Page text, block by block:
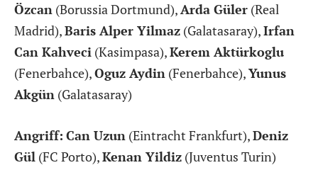
Özcan (Borussia Dortmund),Arda Güler (Real
Madrid),Baris Alper Yilmaz (Galatasaray),Irfan
Can Kahveci (Kasimpasa),Kerem Aktürkoglu
(Fenerbahce),Oguz Aydin (Fenerbahce),Yunus
Akgün (Galatasaray)
Angriff: Can Uzun (Eintracht Frankfurt),Deniz
Gül (FC Porto),Kenan Yildiz (Juventus Turin)